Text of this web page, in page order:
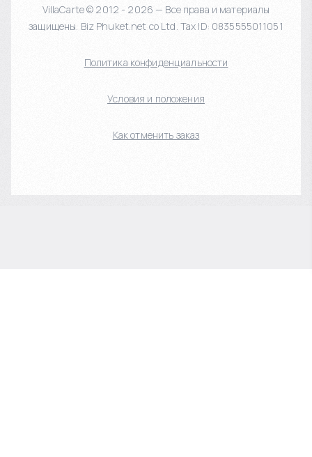
VillaCarte © 2012 - 2026 — Все права и материалы
защищены. Biz Phuket.net co Ltd. Tax ID: 0835555011051
Политика конфиденциальности
Условия и положения
Как отменить заказ